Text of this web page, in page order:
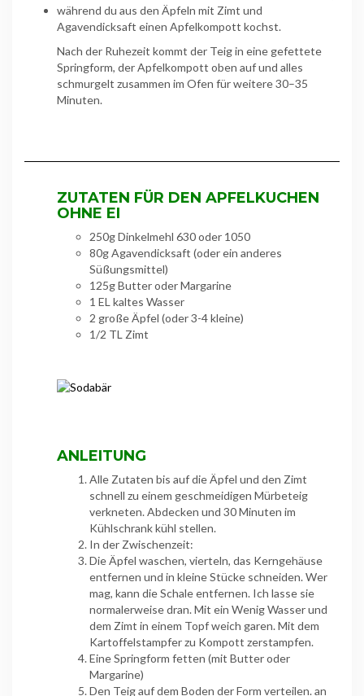
während du aus den Äpfeln mit Zimt und
Agavendicksaft einen Apfelkompott kochst.
Nach der Ruhezeit kommt der Teig in eine gefettete
Springform, der Apfelkompott oben auf und alles
schmurgelt zusammen im Ofen für weitere 30–35
Minuten.
ZUTATEN FÜR DEN APFELKUCHEN
OHNE EI
250g Dinkelmehl 630 oder 1050
80g Agavendicksaft (oder ein anderes
Süßungsmittel)
125g Butter oder Margarine
1 EL kaltes Wasser
2 große Äpfel (oder 3-4 kleine)
1/2 TL Zimt
ANLEITUNG
Alle Zutaten bis auf die Äpfel und den Zimt
schnell zu einem geschmeidigen Mürbeteig
verkneten. Abdecken und 30 Minuten im
Kühlschrank kühl stellen.
In der Zwischenzeit:
Die Äpfel waschen, vierteln, das Kerngehäuse
entfernen und in kleine Stücke schneiden. Wer
mag, kann die Schale entfernen. Ich lasse sie
normalerweise dran. Mit ein Wenig Wasser und
dem Zimt in einem Topf weich garen. Mit dem
Kartoffelstampfer zu Kompott zerstampfen.
Eine Springform fetten (mit Butter oder
Margarine)
Den Teig auf dem Boden der Form verteilen. an